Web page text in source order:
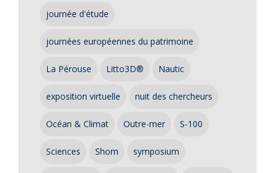
journée d'étude
journées européennes du patrimoine
La Pérouse Litto3D® Nautic
exposition virtuelle nuit des chercheurs
Océan & Climat Outre-mer S-100
Sciences Shom symposium